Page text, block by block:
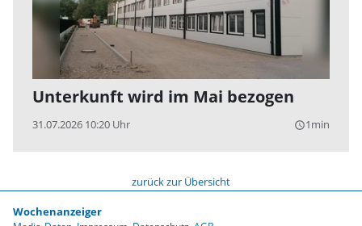
Unterkunft wird im Mai bezogen
31.07.2026 10:20 Uhr query_builder1min
zurück zur Übersicht
Wochenanzeiger